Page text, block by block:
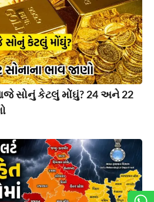
સોનું કેટલું મોંઘું? 24 અને 22